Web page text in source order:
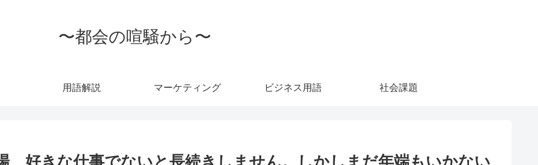
〜都会の喧騒から〜
用語解説 マーケティング ビジネス用語 社会課題
、好きな仕事でないと長続きしません。しかしまだ年端もいかない